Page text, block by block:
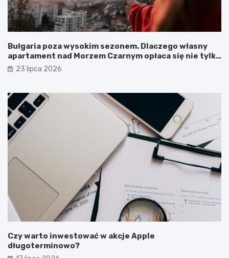
Bułgaria poza wysokim sezonem. Dlaczego własny
apartament nad Morzem Czarnym opłaca się nie tylko
latem?
23 lipca 2026
Czy warto inwestować w akcje Apple
długoterminowo?